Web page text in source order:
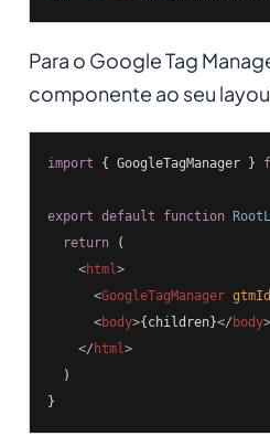
Para o Google Tag
componente ao seu
import { GoogleTagManager }
export default function
return (
<html>
<GoogleTagManager gtmId
<body>{children}</ body>
</ html>
  )
}